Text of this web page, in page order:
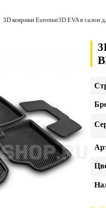
3D коврики Euromat3D EVA в